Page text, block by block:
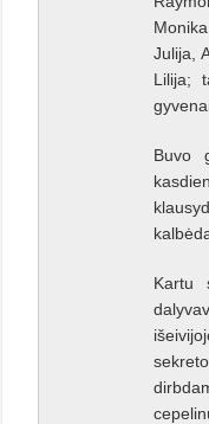
Julija,
Lilija;
Buvo
Kartu